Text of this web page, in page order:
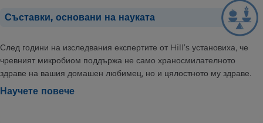
Съставки, основани на науката
След години на изследвания експертите от Hill’s установиха, че
чревният микробиом поддържа не само храносмилателното
здраве на вашия домашен любимец, но и цялостното му здраве.
Научете повече